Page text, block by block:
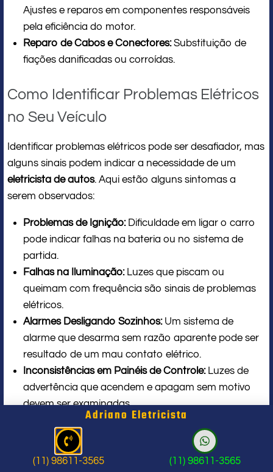
Ajustes e reparos em componentes responsáveis
pela eficiência do motor.
Reparo de Cabos e Conectores:Substituição de
fiações danificadas ou corroídas.
Como Identificar Problemas Elétricos
no Seu Veículo
Identificar problemas elétricos pode ser desafiador, mas
alguns sinais podem indicar a necessidade de um
eletricista de autos. Aqui estão alguns sintomas a
serem observados:
Problemas de Ignição:Dificuldade em ligar o carro
pode indicar falhas na bateria ou no sistema de
partida.
Falhas na Iluminação:Luzes que piscam ou
queimam com frequência são sinais de problemas
elétricos.
Alarmes Desligando Sozinhos:Um sistema de
alarme que desarma sem razão aparente pode ser
resultado de um mau contato elétrico.
Inconsistências em Painéis de Controle:Luzes de
advertência que acendem e apagam sem motivo
devem ser examinadas.
A Importância da Manutenção
Preventiva
Adriano Eletricista
(11) 98611-3565 (11) 98611-3565